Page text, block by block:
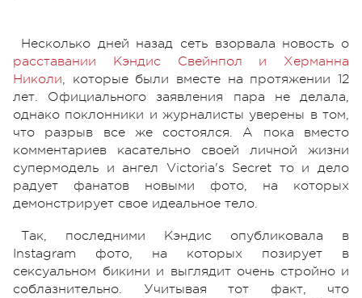
Несколько дней назад сеть взорвала новость о
расставании Кэндис Свейнпол и Херманна
Николи, которые были вместе на протяжении 12
лет. Официального заявления пара не делала,
однако поклонники и журналисты уверены в том,
что разрыв все же состоялся. А пока вместо
комментариев касательно своей личной жизни
супермодель и ангел Victoria's Secret то и дело
радует фанатов новыми фото, на которых
демонстрирует свое идеальное тело.
Так, последними Кэндис опубликовала в
Instagram фото, на которых позирует в
сексуальном бикини и выглядит очень стройно и
соблазнительно. Учитывая тот факт, что